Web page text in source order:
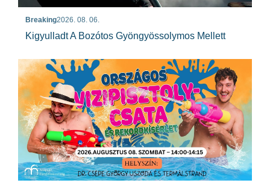
Breaking2026. 08. 06.
Kigyulladt A Bozótos Gyöngyössolymos Mellett